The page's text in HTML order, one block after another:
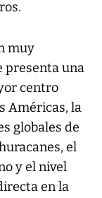
muy
presenta una
centro
Américas, la
globales de
el
y el nivel
en la